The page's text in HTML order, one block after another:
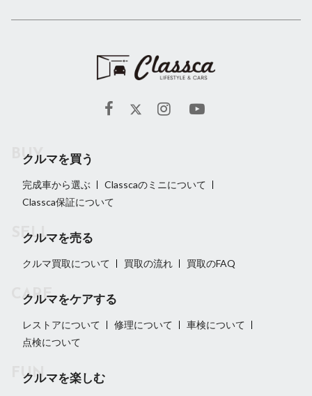
クルマを買う
完成車から選ぶ
Classcaのミニについて
Classca保証について
クルマを売る
クルマ買取について 買取の流れ 買取のFAQ
クルマをケアする
レストアについて 修理について
車検について
点検について
クルマを楽しむ